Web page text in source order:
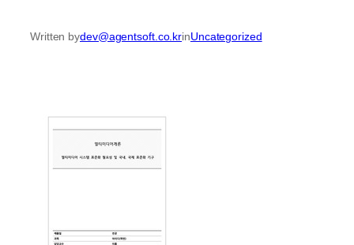
Written bydev@agentsoft.co.krinUncategorized